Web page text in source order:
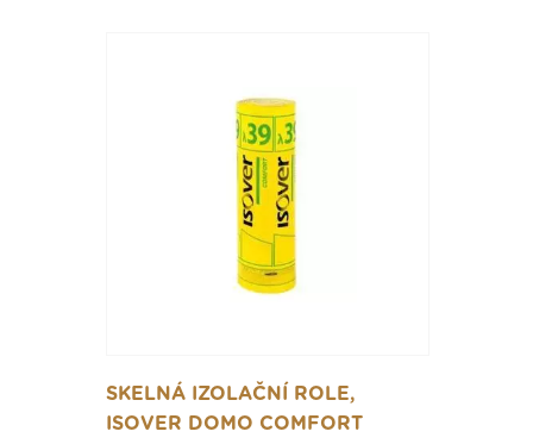
SKELNÁ IZOLAČNÍ ROLE,
ISOVER DOMO COMFORT